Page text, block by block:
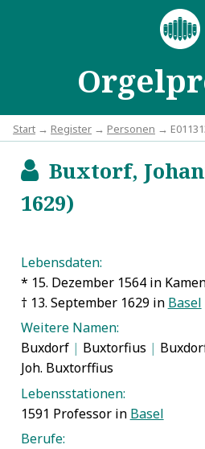
Start → Register → Personen →
bBuxtorf,
1629)
Lebensdaten:
* 15. Dezember 1564 in
† 13. September 1629 in Basel
Weitere Namen:
Buxdorf | Buxtorfius |
Joh. Buxtorffius
Lebensstationen:
1591 Professor in Basel
Berufe: